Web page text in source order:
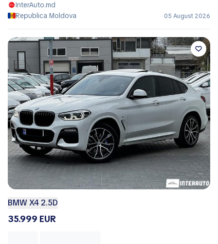
InterAuto.md
Republica Moldova
05 August 2026
BMW X4 2.5D
35.999 EUR